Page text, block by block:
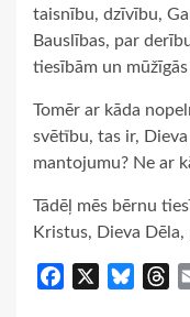
taisnību, dzīvību,
Bauslības, par
tiesībām un
Tomēr ar kāda
svētību, tas ir,
mantojumu? Ne ar
Tādēļ mēs bērnu
Kristus, Dieva
Facebook